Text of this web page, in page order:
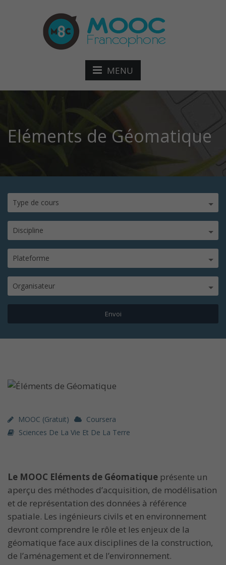
MENU
Eléments de Géomatique
Type de cours
Discipline
Plateforme
Organisateur
MOOC (gratuit)
Coursera
Sciences De La Vie Et De La Terre
Le MOOC Eléments de Géomatique présente un
aperçu des méthodes d’acquisition, de modélisation
et de représentation des données à référence
spatiale. Les ingénieurs civils et en environnement
devront comprendre le rôle et les enjeux de la
géomatique face aux disciplines de la construction,
de l’aménagement et de l’environnement.